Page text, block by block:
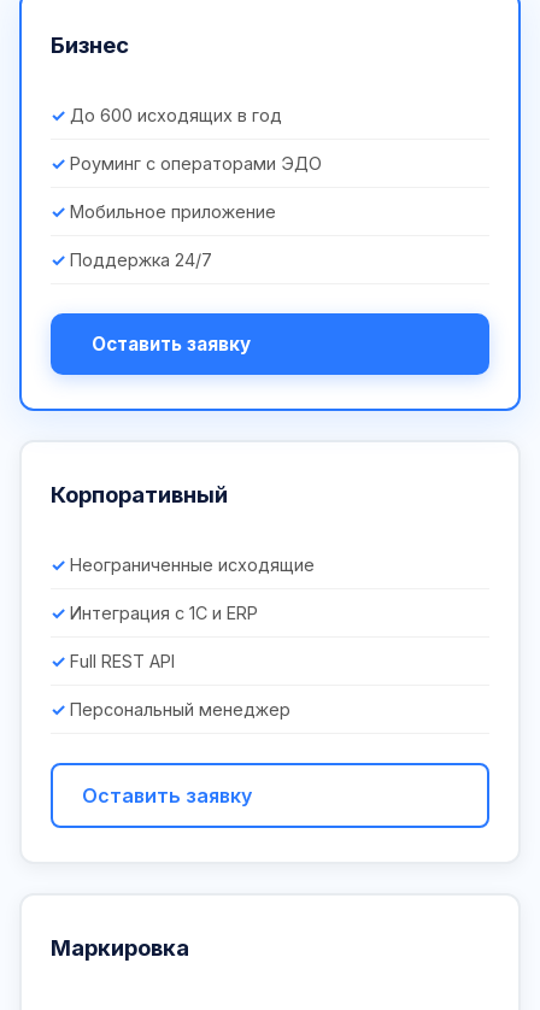
Бизнес
До 600 исходящих в год
Роуминг с операторами ЭДО
Мобильное приложение
Поддержка 24/7
Оставить заявку
Корпоративный
Неограниченные исходящие
Интеграция с 1С и ERP
Full REST API
Персональный менеджер
Оставить заявку
Маркировка